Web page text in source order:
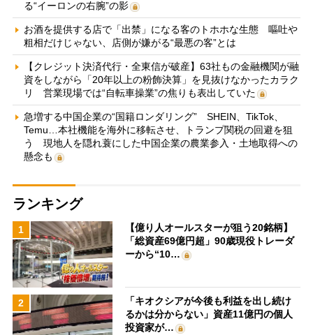
る“イーロンの右腕”の影
お酒を提供する店で「出禁」になる客のトホホな生態 嘔吐や
粗相だけじゃない、店側が嫌がる“最悪の客”とは
【クレジット決済代行・全東信が破産】63社もの金融機関が融
資をしながら「20年以上の粉飾決算」を見抜けなかったカラク
リ 営業現場では“自転車操業”の焦りも表出していた
急増する中国企業の“国籍ロンダリング” SHEIN、TikTok、
Temu…本社機能を海外に移転させ、トランプ関税の回避を狙
う 現地人を隠れ蓑にした中国企業の農業参入・土地取得への
懸念も
ランキング
1
【億り人オールスターが狙う20銘柄】
「総資産69億円超」90歳現役トレーダ
ーから“10…
2
「キオクシアが今後も利益を出し続け
るかは分からない」資産11億円の個人
投資家が…